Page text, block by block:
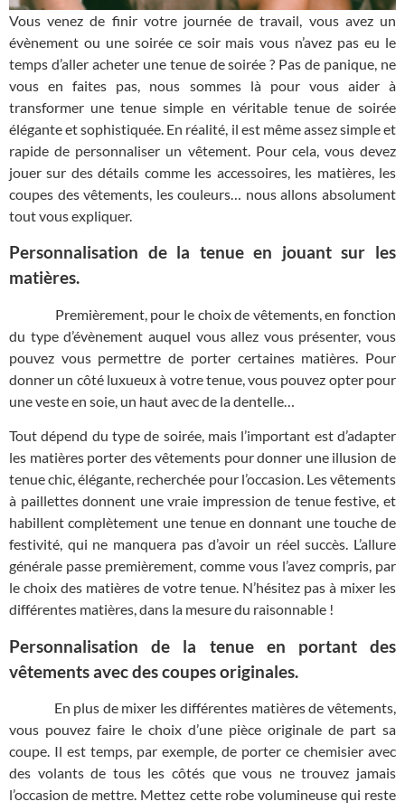
Vous venez de finir votre journée de travail, vous avez un
évènement ou une soirée ce soir mais vous n’avez pas eu le
temps d’aller acheter une tenue de soirée ? Pas de panique, ne
vous en faites pas, nous sommes là pour vous aider à
transformer une tenue simple en véritable tenue de soirée
élégante et sophistiquée. En réalité, il est même assez simple et
rapide de personnaliser un vêtement. Pour cela, vous devez
jouer sur des détails comme les accessoires, les matières, les
coupes des vêtements, les couleurs… nous allons absolument
tout vous expliquer.
Personnalisation de la tenue en jouant sur les
matières.
Premièrement, pour le choix de vêtements, en fonction
du type d’évènement auquel vous allez vous présenter, vous
pouvez vous permettre de porter certaines matières. Pour
donner un côté luxueux à votre tenue, vous pouvez opter pour
une veste en soie, un haut avec de la dentelle…
Tout dépend du type de soirée, mais l’important est d’adapter
les matières porter des vêtements pour donner une illusion de
tenue chic, élégante, recherchée pour l’occasion. Les vêtements
à paillettes donnent une vraie impression de tenue festive, et
habillent complètement une tenue en donnant une touche de
festivité, qui ne manquera pas d’avoir un réel succès. L’allure
générale passe premièrement, comme vous l’avez compris, par
le choix des matières de votre tenue. N’hésitez pas à mixer les
différentes matières, dans la mesure du raisonnable !
Personnalisation de la tenue en portant des
vêtements avec des coupes originales.
En plus de mixer les différentes matières de vêtements,
vous pouvez faire le choix d’une pièce originale de part sa
coupe. Il est temps, par exemple, de porter ce chemisier avec
des volants de tous les côtés que vous ne trouvez jamais
l’occasion de mettre. Mettez cette robe volumineuse qui reste